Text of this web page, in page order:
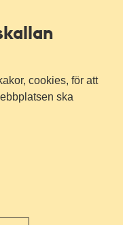
cookies, för att
ska